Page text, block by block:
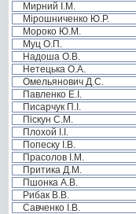
Мирний І.М.
Мірошниченко Ю.Р.
Мороко Ю.М.
Муц О.П.
Надоша О.В.
Нетецька О.А.
Омельянович Д.С.
Павленко Е.І.
Писарчук П.І.
Піскун С.М.
Плохой І.І.
Попеску І.В.
Прасолов І.М.
Притика Д.М.
Пшонка А.В.
Рибак В.В.
Савченко І.В.